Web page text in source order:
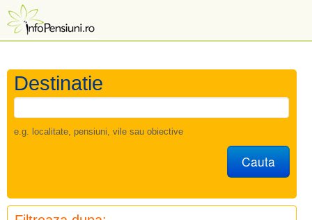
Destinatie
e.g. localitate, pensiuni, vile sau obiective
Cauta